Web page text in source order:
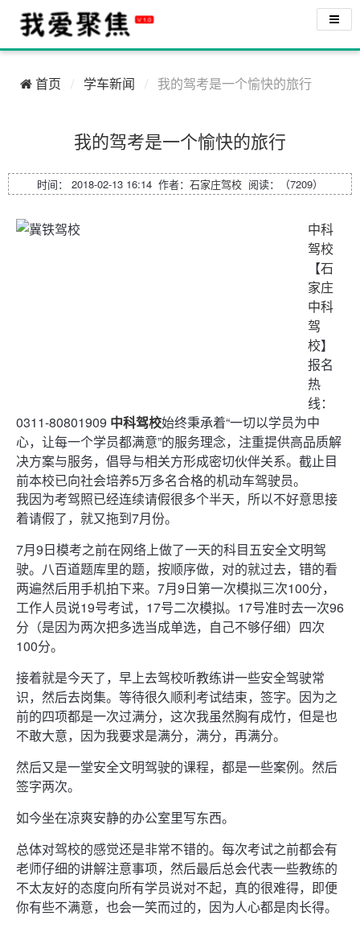
首页 学车新闻 我的驾考是一个愉快的旅行
我的驾考是一个愉快的旅行
时间： 2018-02-13 16:14 作者： 石家庄驾校 阅读：（7209）
中科
驾校
【石
家庄
中科
驾
校】
报名
热
线：
0311-80801909 中科驾校始终秉承着“一切以学员为中
心，让每一个学员都满意”的服务理念，注重提供高品质解
决方案与服务，倡导与相关方形成密切伙伴关系。截止目
前本校已向社会培养5万多名合格的机动车驾驶员。
我因为考驾照已经连续请假很多个半天，所以不好意思接
着请假了，就又拖到7月份。
7月9日模考之前在网络上做了一天的科目五安全文明驾
驶。八百道题库里的题，按顺序做，对的就过去，错的看
两遍然后用手机拍下来。7月9日第一次模拟三次100分，
工作人员说19号考试，17号二次模拟。17号准时去一次96
分（是因为两次把多选当成单选，自己不够仔细）四次
100分。
接着就是今天了，早上去驾校听教练讲一些安全驾驶常
识，然后去岗集。等待很久顺利考试结束，签字。因为之
前的四项都是一次过满分，这次我虽然胸有成竹，但是也
不敢大意，因为我要求是满分，满分，再满分。
然后又是一堂安全文明驾驶的课程，都是一些案例。然后
签字两次。
如今坐在凉爽安静的办公室里写东西。
总体对驾校的感觉还是非常不错的。每次考试之前都会有
老师仔细的讲解注意事项，然后最后总会代表一些教练的
不太友好的态度向所有学员说对不起，真的很难得，即便
你有些不满意，也会一笑而过的，因为人心都是肉长得。